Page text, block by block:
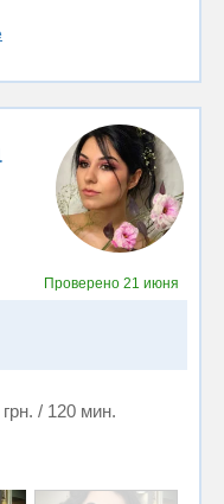
Проверено 21 июня
/ 120 мин.